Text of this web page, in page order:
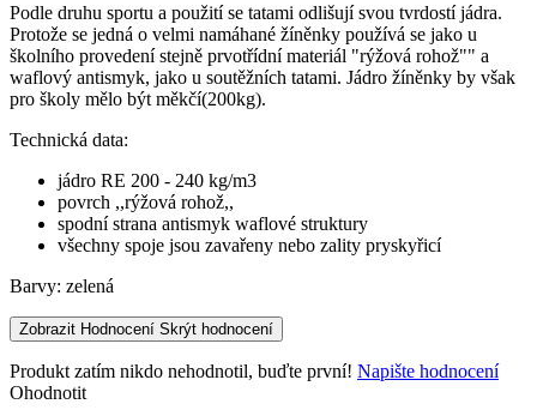
Podle druhu sportu a použití se tatami odlišují svou tvrdostí jádra.
Protože se jedná o velmi namáhané žíněnky používá se jako u
školního provedení stejně prvotřídní materiál "rýžová rohož"" a
waflový antismyk, jako u soutěžních tatami. Jádro žíněnky by však
pro školy mělo být měkčí(200kg).
Technická data:
jádro RE 200 - 240 kg/m3
povrch ,,rýžová rohož,,
spodní strana antismyk waflové struktury
všechny spoje jsou zavařeny nebo zality pryskyřicí
Barvy: zelená
Zobrazit Hodnocení Skrýt hodnocení
Produkt zatím nikdo nehodnotil, buďte první! Napište hodnocení
Ohodnotit